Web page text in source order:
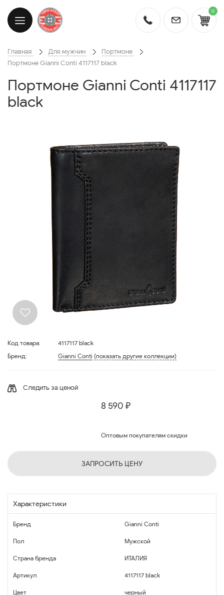
0
Главная Для мужчин
Портмоне
Портмоне Gianni Conti 4117117 black
Портмоне Gianni Conti 4117117
black
Код товара:
4117117 black
Бренд:
Gianni Conti (показать другие коллекции)
Следить за ценой
8 590 ₽
Оптовым покупателям скидки
ЗАПРОСИТЬ ЦЕНУ
Характеристики
Бренд Gianni Conti
Пол Мужской
Страна бренда ИТАЛИЯ
Артикул 4117117 black
Цвет черный